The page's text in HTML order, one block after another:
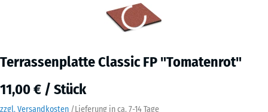
Terrassenplatte Classic FP "Tomatenrot"
11,00 € / Stück
zzgl. Versandkosten /Lieferung in ca. 7-14 Tage